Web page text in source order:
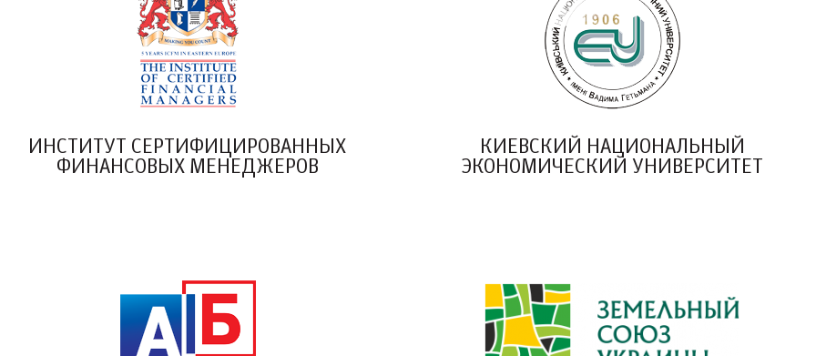
ИНСТИТУТ CЕРТИФИЦИРОВАННЫХ
ФИНАНСОВЫХ МЕНЕДЖЕРОВ
КИЕВСКИЙ НАЦИОНАЛЬНЫЙ
ЭКОНОМИЧЕСКИЙ УНИВЕРСИТЕТ